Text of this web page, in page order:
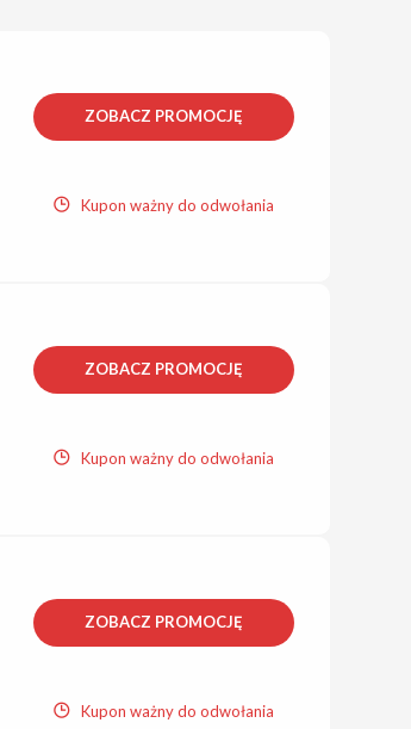
ZOBACZ PROMOCJĘ
Kupon ważny do odwołania
ZOBACZ PROMOCJĘ
Kupon ważny do odwołania
ZOBACZ PROMOCJĘ
Kupon ważny do odwołania